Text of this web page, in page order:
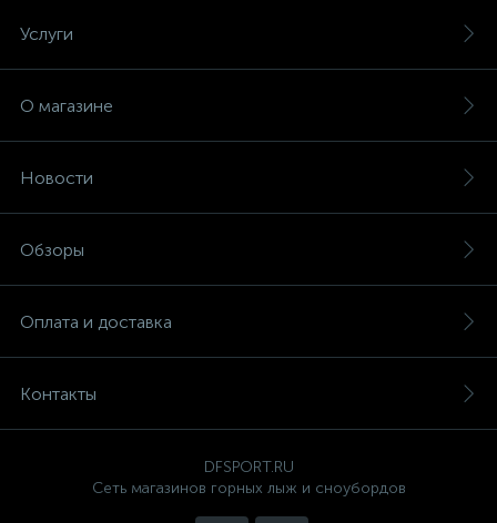
Услуги
О магазине
Новости
Обзоры
Оплата и доставка
Контакты
DFSPORT.RU
Сеть магазинов горных лыж и сноубордов